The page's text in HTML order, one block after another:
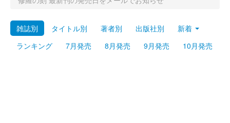
Myシェルフ
プレミアム
雑誌別 タイトル別 著者別 出版社別
新着
ランキング
7月発売 8月発売 9月発売 10月発売